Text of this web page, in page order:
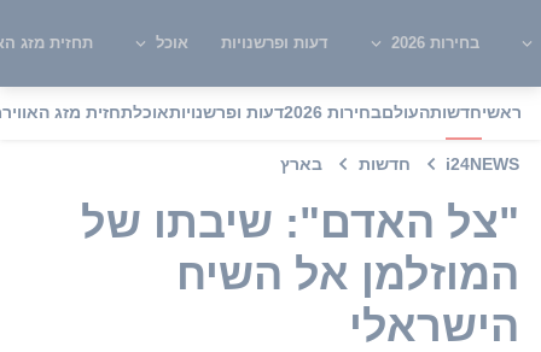
בחירות 2026 דעות ופרשנויות אוכל תחזית מזג
ראשיחדשותהעולםבחירות 2026 דעות ופרשנויותאוכלתחזית מזג האוויר
i24NEWS חדשות בארץ
"צל האדם": שיבתו של
המוזלמן אל השיח
הישראלי